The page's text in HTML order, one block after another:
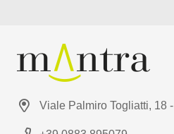
Viale Palmiro Togliatti, 18